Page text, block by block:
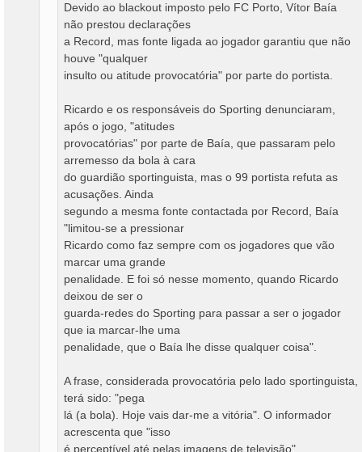
Devido ao blackout imposto pelo FC Porto, Vítor Baía
não prestou declarações
a Record, mas fonte ligada ao jogador garantiu que não
houve "qualquer
insulto ou atitude provocatória" por parte do portista.
Ricardo e os responsáveis do Sporting denunciaram,
após o jogo, "atitudes
provocatórias" por parte de Baía, que passaram pelo
arremesso da bola à cara
do guardião sportinguista, mas o 99 portista refuta as
acusações. Ainda
segundo a mesma fonte contactada por Record, Baía
"limitou-se a pressionar
Ricardo como faz sempre com os jogadores que vão
marcar uma grande
penalidade. E foi só nesse momento, quando Ricardo
deixou de ser o
guarda-redes do Sporting para passar a ser o jogador
que ia marcar-lhe uma
penalidade, que o Baía lhe disse qualquer coisa".
A frase, considerada provocatória pelo lado sportinguista,
terá sido: "pega
lá (a bola). Hoje vais dar-me a vitória". O informador
acrescenta que "isso
é perceptível até pelas imagens de televisão".